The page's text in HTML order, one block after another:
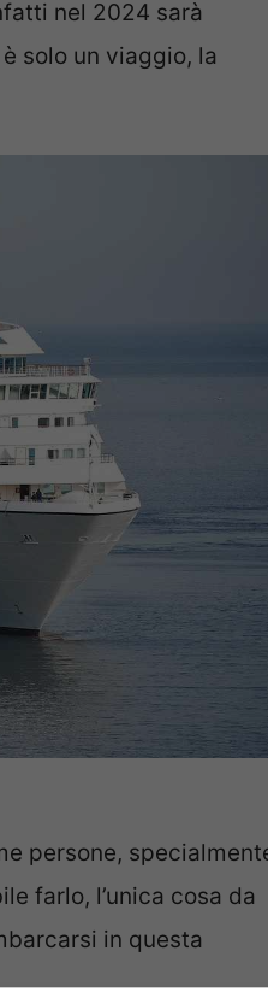
nel 2024 sarà
solo un viaggio, la
persone,
farlo, l’unica cosa da
in questa